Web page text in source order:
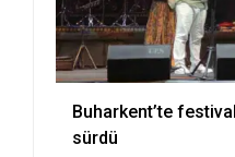
Buharkent’te
sürdü